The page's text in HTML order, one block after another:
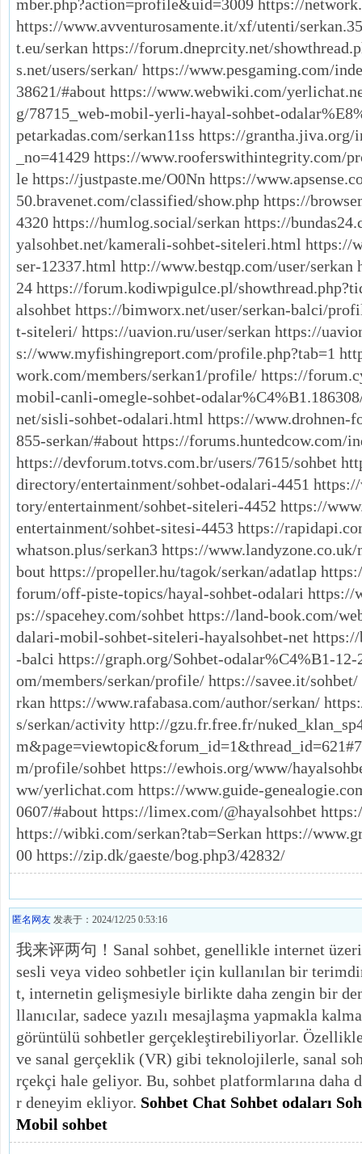
mber.php?action=profile&uid=3009 https://
https://www.avventurosamente.it/xf/utenti/
t.eu/serkan https://forum.dneprcity.net/
s.net/users/serkan/ https://www.pesgaming.com/
38621/#about https://www.webwiki.com/
g/78715_web-mobil-yerli-hayal-sohbet-
petarkadas.com/serkan11ss https://
_no=41429 https://www.rooferswithintegrity.com/
le https://justpaste.me/O0Nn https://
50.bravenet.com/classified/show.php https://
4320 https://humlog.social/serkan https://
yalsohbet.net/kamerali-sohbet-siteleri.html https://
ser-12337.html http://www.bestqp.com/user/
24 https://forum.kodiwpigulce.pl/
alsohbet https://bimworx.net/user/serkan-balci/
t-siteleri/ https://uavion.ru/user/serkan https://
s://www.myfishingreport.com/profile.php?tab=1
work.com/members/serkan1/profile/ https://
mobil-canli-omegle-sohbet-
net/sisli-sohbet-odalari.html https://www.drohnen-
855-serkan/#about https://forums.huntedcow.com/
https://devforum.totvs.com.br/users/7615/sohbet
directory/entertainment/sohbet-odalari-4451
tory/entertainment/sohbet-siteleri-4452 https://
entertainment/sohbet-sitesi-4453 https://
whatson.plus/serkan3 https://www.landyzone.co.uk/
bout https://propeller.hu/tagok/serkan/adatlap
forum/off-piste-topics/hayal-sohbet-odalari https://
ps://spacehey.com/sohbet https://land-book.com/
dalari-mobil-sohbet-siteleri-hayalsohbet-net https://
-balci https://graph.org/Sohbet-odalar%C4%B1-
om/members/serkan/profile/ https://savee.it/
rkan https://www.rafabasa.com/author/serkan/
s/serkan/activity http://gzu.fr.free.fr/
m/profile/sohbet https://ewhois.org/www/
ww/yerlichat.com https://www.guide-
0607/#about https://limex.com/@hayalsohbet
https://wibki.com/serkan?tab=Serkan https://
00 https://zip.dk/gaeste/bog.php3/42832/
匿名网友 发表于：2024/12/25 0:53:16
我来评两句！Sanal sohbet, genellikle internet
sesli veya video sohbetler için kullanılan bir
t, internetin gelişmesiyle birlikte daha zengin bir
llanıcılar, sadece yazılı mesajlaşma yapmakla
görüntülü sohbetler gerçekleştirebiliyorlar.
ve sanal gerçeklik (VR) gibi teknolojilerle, sanal
rçekçi hale geliyor. Bu, sohbet platformlarına daha
r deneyim ekliyor. Sohbet Chat Sohbet odaları
Mobil sohbet